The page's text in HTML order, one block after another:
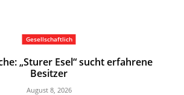
Gesellschaftlich
„Sturer Esel“ sucht erfahrene
Besitzer
August 8, 2026